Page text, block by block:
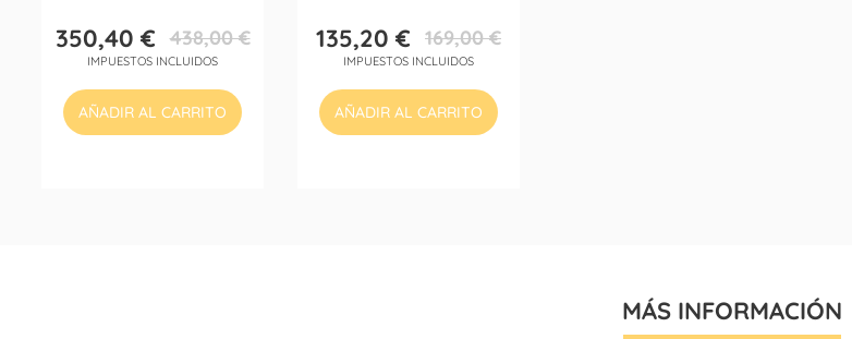
Precio
350,40 €Precio
base
438,00 €
IMPUESTOS INCLUIDOS
AÑADIR AL CARRITO
Precio
135,20 €Precio
base
169,00 €
IMPUESTOS INCLUIDOS
AÑADIR AL CARRITO
MÁS INFORMACIÓN